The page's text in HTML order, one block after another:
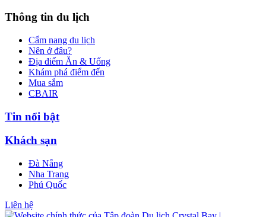
Thông tin du lịch
Cẩm nang du lịch
Nên ở đâu?
Địa điểm Ăn & Uống
Khám phá điểm đến
Mua sắm
CBAIR
Tin nổi bật
Khách sạn
Đà Nẵng
Nha Trang
Phú Quốc
Liên hệ